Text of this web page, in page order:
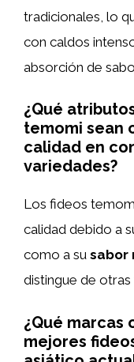
tradicionales, lo
con caldos
absorción de
¿Qué
temomi sean
calidad en
variedades?
Los fideos
calidad debido a
como a su sabor
distingue de otras
¿Qué
mejores